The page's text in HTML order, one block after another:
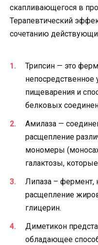
скапливающегося в
Терапевтический
сочетанию
Трипсин — это
непосредственное
пищеварения и
белковых
Амилаза —
расщепление
мономеры
галактозы,
Липаза – фермент,
расщепление
глицерин.
Диметикон
обладающее